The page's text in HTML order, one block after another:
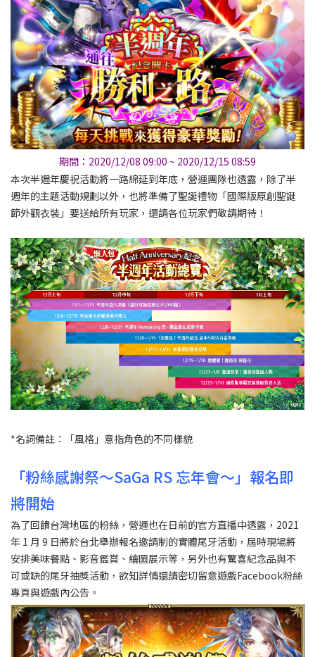
期間：2020/12/08 09:00 ~ 2020/12/15 08:59
本次半週年慶祝活動將一路綿延到年底，營運團隊也透露，除了半
週年的主題活動規劃以外，也將準備了聖誕禮物「國際版原創聖誕
節外觀衣裝」要送給所有玩家，還請各位玩家們敬請期待！
*名詞備註：「風格」意指角色的不同樣貌
「粉絲感謝祭～SaGa RS 忘年會～」報名即
將開始
為了回饋台灣地區的粉絲，營運也在日前的官方直播中透露，2021
年 1 月 9 日將於台北舉辦報名邀請制的實體尾牙活動，屆時現場將
安排美味餐點、影音鑑賞、繪圖展示等，另外也有驚喜紀念品與不
可或缺的尾牙抽獎活動，欲知詳情還請密切留意遊戲Facebook粉絲
專頁與遊戲內公告。